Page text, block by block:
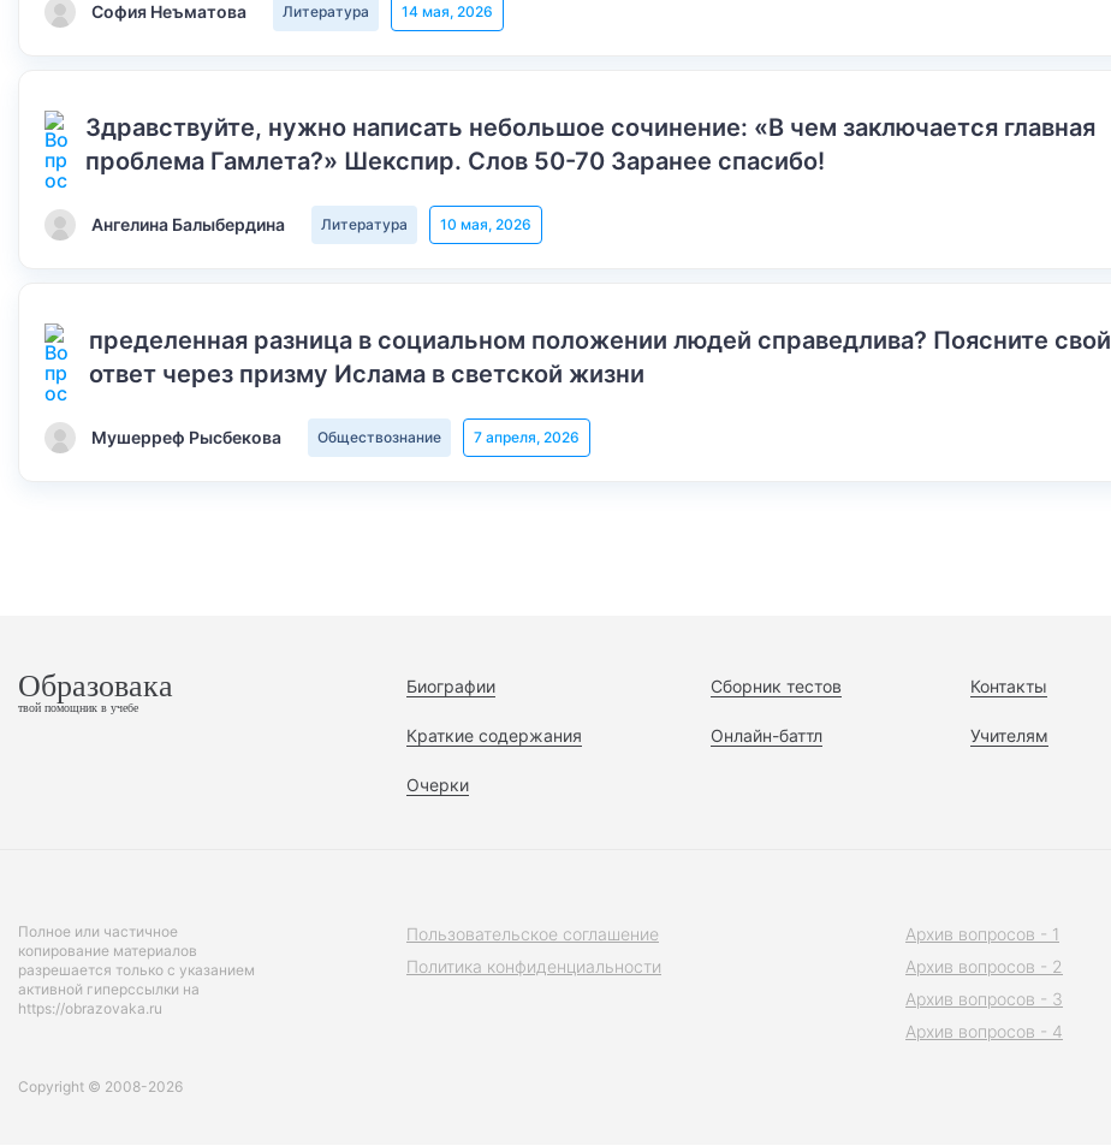
София Неъматова Литература 14 мая, 2026
Здравствуйте, нужно написать небольшое сочинение: «В чем заключается главная
проблема Гамлета?» Шекспир. Слов 50-70 Заранее спасибо!
Ангелина Балыбердина Литература 10 мая, 2026
пределенная разница в социальном положении людей справедлива? Поясните свой
ответ через призму Ислама в светской жизни
Мушерреф Рысбекова Обществознание 7 апреля, 2026
Образовака
твой помощник в учебе
Биографии
Краткие содержания
Очерки
Сборник тестов
Онлайн-баттл
Контакты
Учителям
Полное или частичное
копирование материалов
разрешается только с указанием
активной гиперссылки на
https://obrazovaka.ru
Пользовательское соглашение
Политика конфиденциальности
Архив вопросов - 1
Архив вопросов - 2
Архив вопросов - 3
Архив вопросов - 4
Copyright © 2008-2026